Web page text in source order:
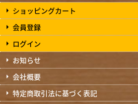
ショッピングカート
会員登録
ログイン
お知らせ
会社概要
特定商取引法に基づく表記